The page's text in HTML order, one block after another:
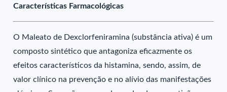
Características Farmacológicas
O Maleato de Dexclorfeniramina (substância ativa) é um
composto sintético que antagoniza eficazmente os
efeitos característicos da histamina, sendo, assim, de
valor clínico na prevenção e no alívio das manifestações